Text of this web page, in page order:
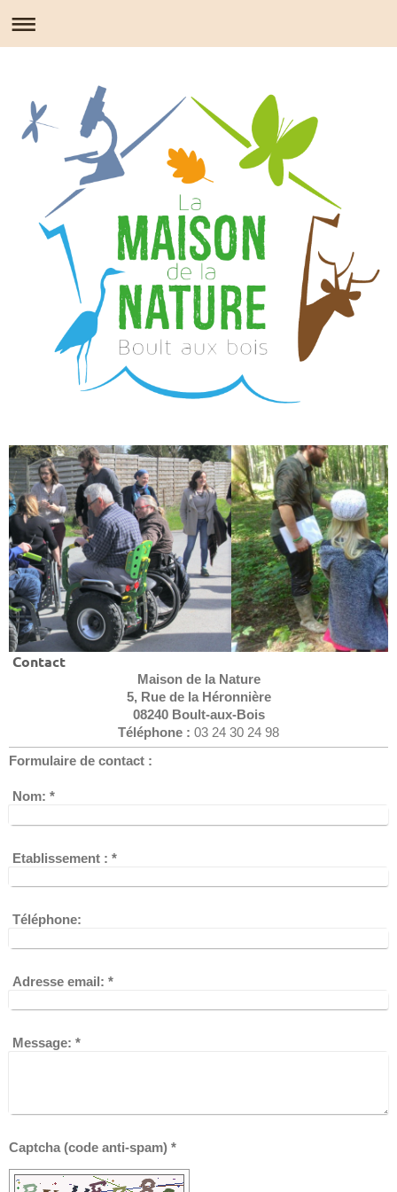
Contact
Maison de la Nature
5, Rue de la Héronnière
08240 Boult-aux-Bois
Téléphone : 03 24 30 24 98
Formulaire de contact :
Nom: *
Etablissement : *
Téléphone:
Adresse email: *
Message: *
Captcha (code anti-spam) *